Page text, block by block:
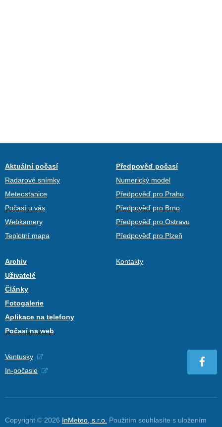
Aktuální počasí
Radarové snímky
Meteostanice
Počasí u vás
Webkamery
Teplotní mapa
Předpověď počasí
Numerický model
Předpověď pro Prahu
Předpověď pro Brno
Předpověď pro Ostravu
Předpověď pro Plzeň
Archiv
Uživatelé
Články
Fotogalerie
Aplikace na telefony
Počasí na web
Kontakty
Ventusky
In-počasie
Copyright © 2026 InMeteo, s.r.o. Použitím souhlasíte s uložením